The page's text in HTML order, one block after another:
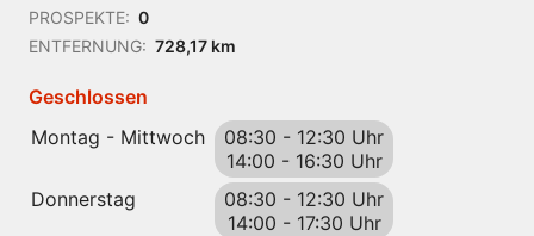
PROSPEKTE: 0
ENTFERNUNG: 728,17 km
Geschlossen
Montag - Mittwoch
08:30 - 12:30 Uhr
14:00 - 16:30 Uhr
Donnerstag
08:30 - 12:30 Uhr
14:00 - 17:30 Uhr